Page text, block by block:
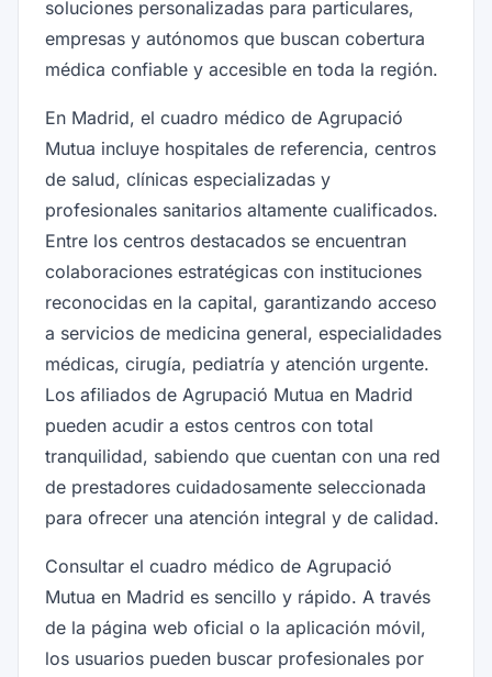
soluciones personalizadas para particulares,
empresas y autónomos que buscan cobertura
médica confiable y accesible en toda la región.
En Madrid, el cuadro médico de Agrupació
Mutua incluye hospitales de referencia, centros
de salud, clínicas especializadas y
profesionales sanitarios altamente cualificados.
Entre los centros destacados se encuentran
colaboraciones estratégicas con instituciones
reconocidas en la capital, garantizando acceso
a servicios de medicina general, especialidades
médicas, cirugía, pediatría y atención urgente.
Los afiliados de Agrupació Mutua en Madrid
pueden acudir a estos centros con total
tranquilidad, sabiendo que cuentan con una red
de prestadores cuidadosamente seleccionada
para ofrecer una atención integral y de calidad.
Consultar el cuadro médico de Agrupació
Mutua en Madrid es sencillo y rápido. A través
de la página web oficial o la aplicación móvil,
los usuarios pueden buscar profesionales por